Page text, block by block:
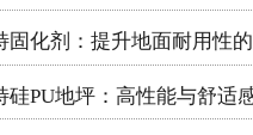
固化剂：提升地面耐用性
硅PU地坪：高性能与舒适